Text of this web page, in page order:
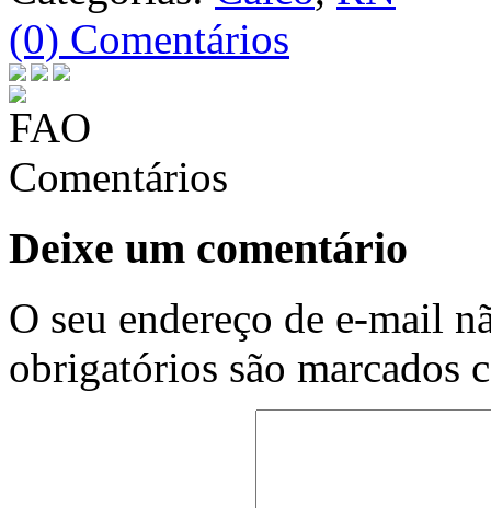
(0) Comentários
Comentários
Deixe um comentário
O seu endereço de e-mail
obrigatórios são marcados